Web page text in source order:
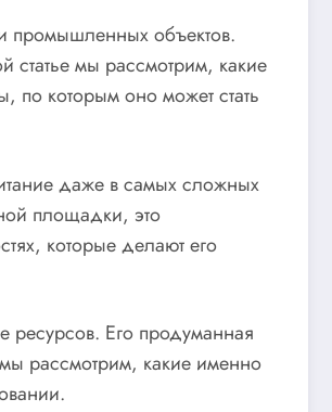
промышленных объектов.
статье мы рассмотрим, какие
по которым оно может стать
даже в самых сложных
площадки, это
которые делают его
ресурсов. Его продуманная
рассмотрим, какие именно